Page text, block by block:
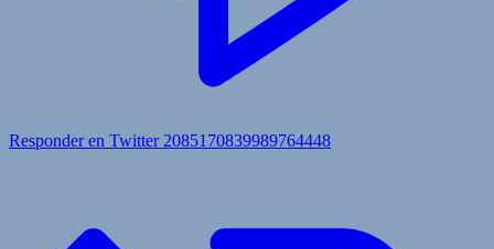
Responder en Twitter 2085170839989764448